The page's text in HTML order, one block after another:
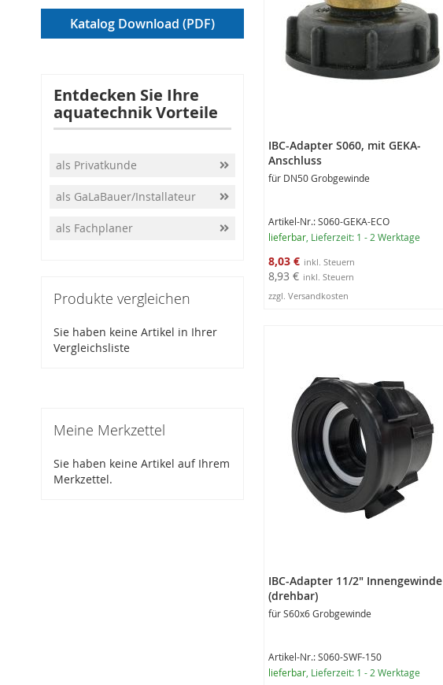
IBC-Adapter S060, mit GEKA-
Anschluss
für DN50 Grobgewinde
Artikel-Nr.: S060-GEKA-ECO
lieferbar , Lieferzeit: 1 - 2 Werktage
Sonderangebot
8,03 €
8,93 €
zzgl. Versandkosten
IBC-Adapter 11/2" Innengewinde
(drehbar)
für S60x6 Grobgewinde
Artikel-Nr.: S060-SWF-150
lieferbar , Lieferzeit: 1 - 2 Werktage
Katalog Download (PDF)
Entdecken Sie Ihre
aquatechnik Vorteile
als Privatkunde
als GaLaBauer/Installateur
als Fachplaner
Produkte vergleichen
Sie haben keine Artikel in Ihrer
Vergleichsliste
Meine Merkzettel
Sie haben keine Artikel auf Ihrem
Merkzettel.